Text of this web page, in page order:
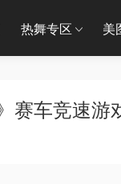
热舞专区 美
赛车竞速